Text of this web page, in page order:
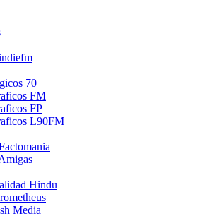
70
FM
FP
L90FM
Hindu
Media